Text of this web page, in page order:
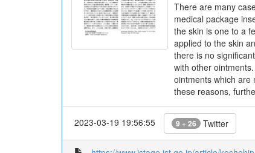
There are many
medical package
the skin is one to a
applied to the skin
there is no
with other
ointments which are
these reasons,
2023-03-19 19:56:55 9 + 26 Twitter